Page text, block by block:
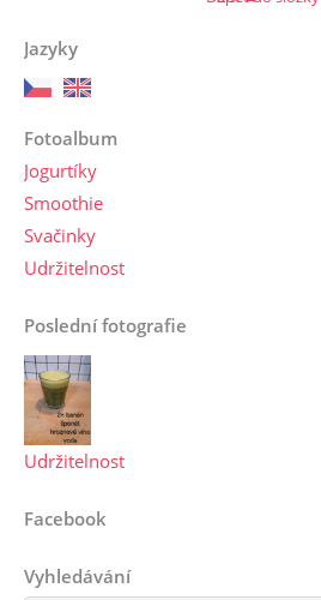
Jazyky
Fotoalbum
Jogurtíky
Smoothie
Svačinky
Udržitelnost
Poslední fotografie
Udržitelnost
Facebook
Vyhledávání